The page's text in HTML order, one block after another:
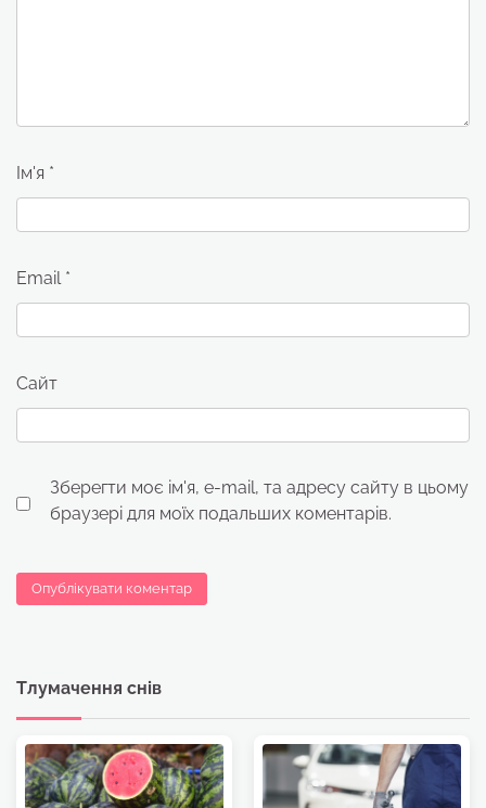
Ім'я *
Email *
Сайт
Зберегти моє ім'я, e-mail, та адресу сайту в цьому
браузері для моїх подальших коментарів.
Тлумачення снів